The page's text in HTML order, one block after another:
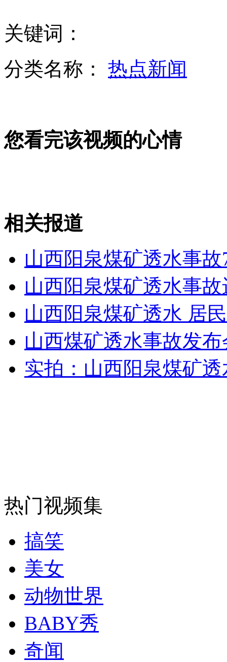
实拍：清洁工光着膀子河里捞垃圾
印度向富人开刀 高端消费关税大增
山西运城恶犬咬伤多人 警民合力深夜将其击毙
女孩北京地铁殴打老人 痛下狠手拳打脚踢
无痛分娩是否安全 医生回应
外交部：反对强权政治霸凌主义
消防员救轻生者
纽约上演“枕头大战”
司机酒驾遇交警 急速倒车逃窜
关键词：
分类名称： 热点新闻
您看完该视频的心情
相关报道
山西阳泉煤矿透水事
山西阳泉煤矿透水事
山西阳泉煤矿透水 居
山西煤矿透水事故发
实拍：山西阳泉煤矿
热门视频集
搞笑
美女
动物世界
BABY秀
奇闻